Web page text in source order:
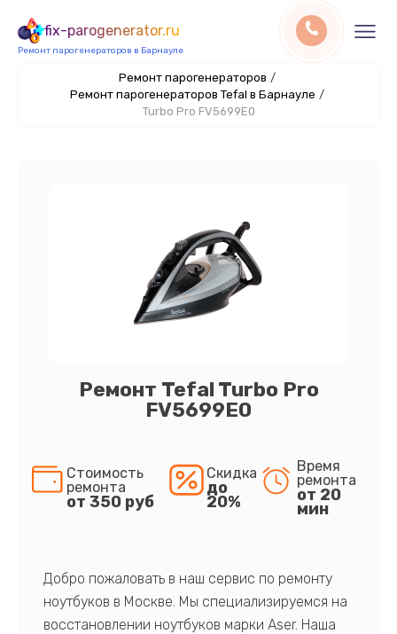
fix-parogenerator.ru
Ремонт парогенераторов в Барнауле
Ремонт парогенераторов /
Ремонт парогенераторов Tefal в Барнауле /
Turbo Pro FV5699E0
Ремонт Tefal Turbo Pro
FV5699E0
Стоимость
ремонта
от 350 руб
Скидка
до
20%
Время
ремонта
от 20
мин
Добро пожаловать в наш сервис по ремонту
ноутбуков в Москве. Мы специализируемся на
восстановлении ноутбуков марки Aser. Наша